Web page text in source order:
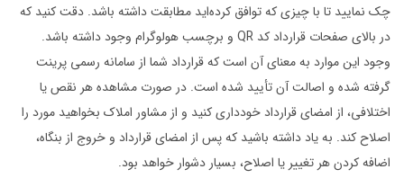
چک نمایید تا با چیزی که توافق کرده‌اید مطابقت داشته باشد. دقت کنید که
در بالای صفحات قرارداد کد QR و برچسب هولوگرام وجود داشته باشد.
وجود این موارد به معنای آن است که قرارداد شما از سامانه رسمی پرینت
گرفته شده و اصالت آن تأیید شده است. در صورت مشاهده هر نقص یا
اختلافی، از امضای قرارداد خودداری کنید و از مشاور املاک بخواهید مورد را
اصلاح کند. به یاد داشته باشید که پس از امضای قرارداد و خروج از بنگاه،
اضافه کردن هر تغییر یا اصلاح، بسیار دشوار خواهد بود.